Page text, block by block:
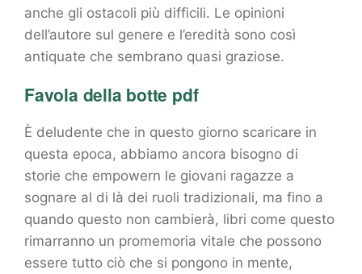
anche gli ostacoli più difficili. Le opinioni
dell’autore sul genere e l’eredità sono così
antiquate che sembrano quasi graziose.
Favola della botte pdf
È deludente che in questo giorno scaricare in
questa epoca, abbiamo ancora bisogno di
storie che empowern le giovani ragazze a
sognare al di là dei ruoli tradizionali, ma fino a
quando questo non cambierà, libri come questo
rimarranno un promemoria vitale che possono
essere tutto ciò che si pongono in mente,